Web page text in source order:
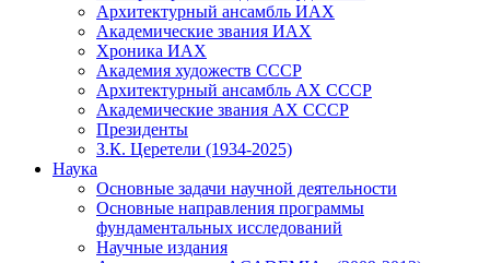
Архитектурный ансамбль ИАХ
Академические звания ИАХ
Хроника ИАХ
Академия художеств СССР
Архитектурный ансамбль АХ СССР
Академические звания АХ СССР
Президенты
З.К. Церетели (1934-2025)
Наука
Основные задачи научной деятельности
Основные направления программы
фундаментальных исследований
Научные издания